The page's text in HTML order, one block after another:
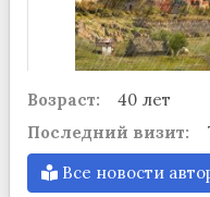
Возраст:
40 лет
Последний визит:
Все новости